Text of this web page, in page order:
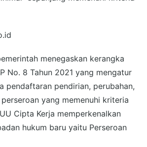
menegaskan kerangka
No. 8 Tahun 2021 yang mengatur
pendaftaran pendirian, perubahan,
yang memenuhi kriteria
Cipta Kerja memperkenalkan
hukum baru yaitu Perseroan